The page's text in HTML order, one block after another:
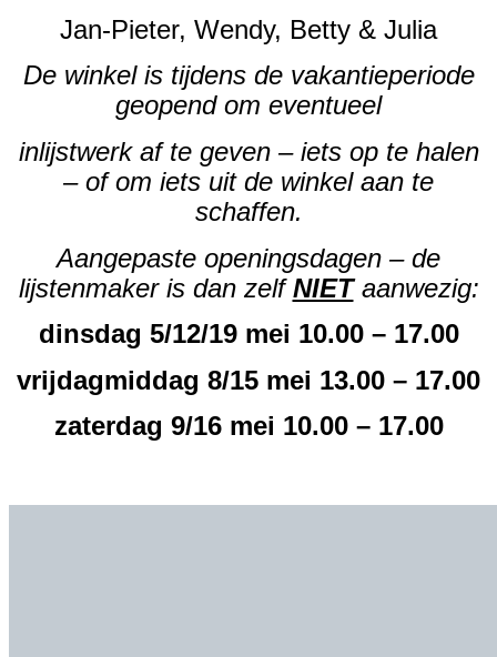
Jan-Pieter, Wendy, Betty & Julia
De winkel is tijdens de vakantieperiode
geopend om eventueel
inlijstwerk af te geven – iets op te halen
– of om iets uit de winkel aan te
schaffen.
Aangepaste openingsdagen – de
lijstenmaker is dan zelfNIETaanwezig:
dinsdag 5/12/19 mei 10.00 – 17.00
vrijdagmiddag 8/15 mei 13.00 – 17.00
zaterdag 9/16 mei 10.00 – 17.00